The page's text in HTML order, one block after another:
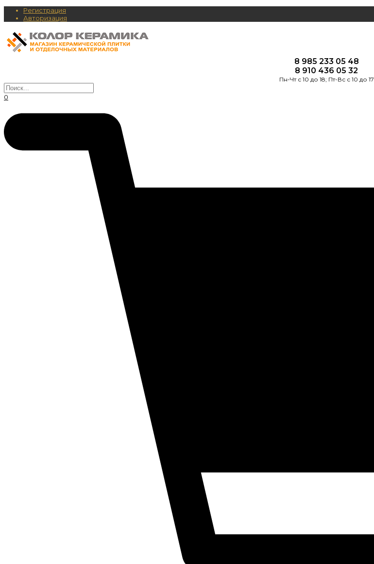
Регистрация
Авторизация
8 985 233 05 48
8 910 436 05 32
Пн-Чт с 10 до 18; Пт-Вс с 10 до 17
0